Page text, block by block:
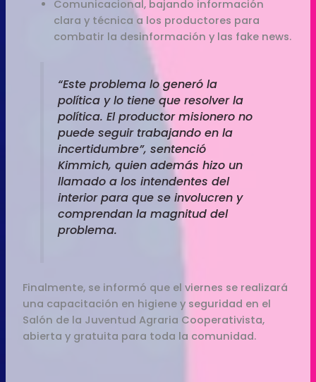
Comunicacional, bajando información
clara y técnica a los productores para
combatir la desinformación y las fake news.
“Este problema lo generó la
política y lo tiene que resolver la
política. El productor misionero no
puede seguir trabajando en la
incertidumbre”, sentenció
Kimmich, quien además hizo un
llamado a los intendentes del
interior para que se involucren y
comprendan la magnitud del
problema.
Finalmente, se informó que el viernes se realizará
una capacitación en higiene y seguridad en el
Salón de la Juventud Agraria Cooperativista,
abierta y gratuita para toda la comunidad.